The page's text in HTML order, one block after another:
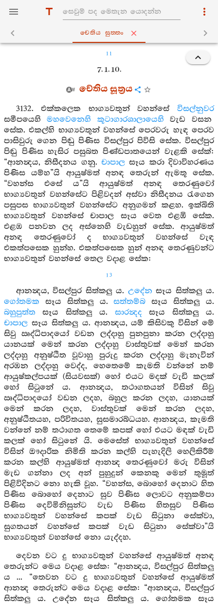
චෙතිය සුත‍්තං
11
7. 1. 10.
චේතිය සූත්‍රය
3132. එක්කලෙක භාග්‍යවතුන් වහන්සේ විසල්නුවර
සමීපයෙහිමහවෙනෙහි කූටාගාරශාලායෙහි වැඩ වසන
සේක. එකල්හි භාග්‍යවතුන් වහන්සේ පෙරවරු හැඳ පෙරව
පාසිවුරු ගෙන පිඬු පිණිස විසල්පුර පිවිසි සේක. විසල්පුර
පිඬු පිණිස හැසිර පසුබත පිණ්ඩපාතයෙන් වැළකි සේක්:
“ආනන්‍දය, නිසීදනය ගනු. චාපාල සෑය කරා දිවාවිහරණය
පිණිස යම්හ”යි ආයුෂ්මත් අනඳ තෙරුන් ඇමතූ සේක.
“වහන්ස එසේ ය”යි ආයුෂ්මත් අනඳ තෙරණුවෝ
භාග්‍යවතුන් වහන්සේට පිළිවදන් අස්වා නිසීදනය රැගෙන
පසුපස භාග්‍යවතුන් වහන්සේට අනුගමන් කළහ. ඉක්බිති
භාග්‍යවතුන් වහන්සේ චාපාල සෑය වෙත එළඹි සේක.
එළඹ පනවන ලද අස්නෙහි වැඩහුන් සේක. ආයුෂ්මත්
අනඳ තෙරණුවෝ ද භාග්‍යවතුන් වහන්සේ වැඳ
එකත්පසෙක හුන්හ. එකත්පසෙක හුන් අනඳ තෙරණුවන්ට
භාග්‍යවතුන් වහන්සේ තෙල වදාළ සේක:
13
ආනන්‍දය, විසල්පුර සිත්කලු ය. උදේන සෑය සිත්කලු ය.
ගෝතමක සෑය සිත්කලු ය.සත්තම්බ සෑය සිත්කලු ය.
බහුපුත්ත සෑය සිත්කලු ය. සාරන්‍දද සෑය සිත්කලු ය.
චාපාල සෑය සිත්කලු ය. ආනන්‍දය, යම් කිසිවකු විසින් මේ
සිවු ඍද්ධිපාදයෝ වඩන ලද්දාහු පුනපුනා කරන ලද්දාහු
යානයක් මෙන් කරන ලද්දාහු වාස්තුවක් මෙන් කරන
ලද්දාහු අනුෂ්ඨිත වූවාහු පුරුදු කරන ලද්දාහු මැනැවින්
අරඹන ලද්දාහු වෙද්ද, හෙතෙමේ කැමති වන්නේ නම්
ආයුෂ්කල්පයක් (සියවසක්) හෝ එයට මදක් වැඩි කලක්
හෝ සිටුනේ ය. ආනන්‍දය, තථාගතයන් විසින් සිවු
ඍද්ධිපාදයෝ වඩන ලදහ, බහුල කරන ලදහ, යානයක්
මෙන් කරන ලදහ, වාස්තුවක් මෙන් කරන ලදහ,
අනුෂ්ඨිතයහ, පරිවිතයහ, සුසමාරබ්ධයහ. ආනන්‍දය, කැමති
වන්නේ නම් තථාගත තෙමේ කපක් හෝ එයට මඳක් වැඩි
කලක් හෝ සිටුනේ යි. මෙසේත් භාග්‍යවතුන් වහන්සේ
විසින් ඖදාරික නිමිති කරන කල්හි පැහැදිලි හෙලිකිරීම්
කරන කල්හි ආයුෂ්මත් ආනන්‍ද තෙරණුවෝ මරු විසින්
මැඩ ගන්නා ලද අන් පුහුදුන් කෙනකු මෙන් තුමූත්
පිළිවිදිනට නො හැකි වූහ. “වහන්ස, බොහෝ දෙනාට හිත
පිණිස බොහෝ දෙනාට සුව පිණිස ලොවට අනුකම්පා
පිණිස දෙවිමිනිසුන්ට වැඩ පිණිස හිතසුව පිණිස
භාග්‍යවතුන් වහන්සේ කපක් වැඩ සිටුනා සේක්වා,
සුගතයන් වහන්සේ කපක් වැඩ සිටුනා සේක්වා”යි
භාග්‍යවතුන් වහන්සේ නො යැද්දහ.
දෙවන වට දු භාග්‍යවතුන් වහන්සේ ආයුෂ්මත් අනඳ
තෙරුන්ට මෙය වදාළ සේක: “ආනන්‍දය, විසල්පුර සිත්කලු
ය ... “තෙවන වට දු භාග්‍යවතුන් වහන්සේ ආයුෂ්මත්
ආනන්‍ද තෙරුන්ට මෙය වදාළ සේක: “ආනන්‍දය, විසල්පුර
සිත්කලු ය. උදේන සෑය සිත්කලු ය. ගෝතමක සෑය